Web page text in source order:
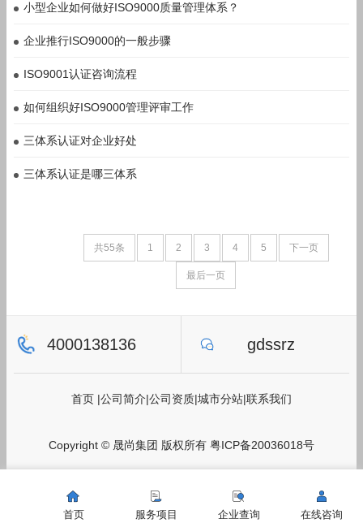
小型企业如何做好ISO9000质量管理体系？
企业推行ISO9000的一般步骤
ISO9001认证咨询流程
如何组织好ISO9000管理评审工作
三体系认证对企业好处
三体系认证是哪三体系
共55条 1 2 3 4 5 下一页
最后一页
4000138136 gdssrz
首页 |公司简介|公司资质|城市分站|联系我们
Copyright © 晟尚集团 版权所有 粤ICP备20036018号
首页 服务项目 企业查询 在线咨询